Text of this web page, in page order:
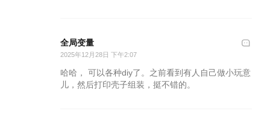
全局变量
2025年12月28日 下午2:07
哈哈， 可以各种diy了。之前看到有人自己做小玩意
儿，然后打印壳子组装，挺不错的。